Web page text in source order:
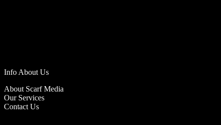
Info About Us
About Scarf Media
Our Services
Contact Us